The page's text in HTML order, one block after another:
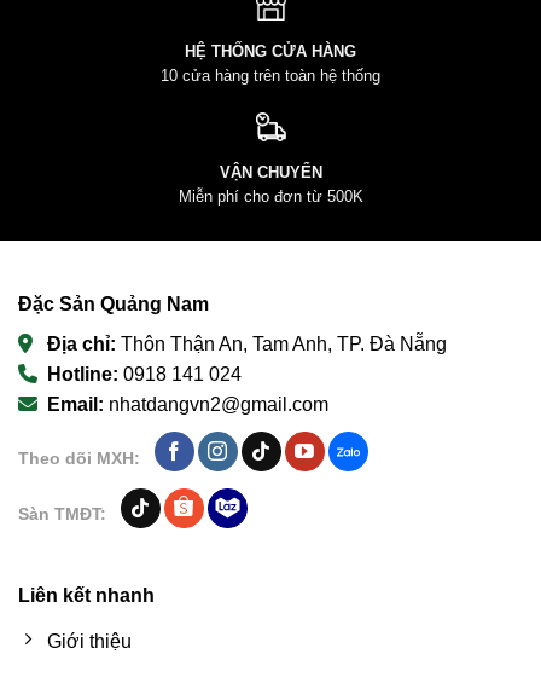
HỆ THỐNG CỬA HÀNG
10 cửa hàng trên toàn hệ thống
VẬN CHUYỂN
Miễn phí cho đơn từ 500K
Đặc Sản Quảng Nam
Địa chỉ: Thôn Thận An, Tam Anh, TP. Đà Nẵng
Hotline: 0918 141 024
Email: nhatdangvn2@gmail.com
Theo dõi MXH:
Sàn TMĐT:
Liên kết nhanh
Giới thiệu